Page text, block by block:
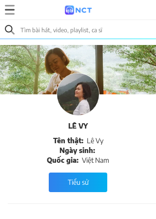
LÊ VY
Tên thật: Lê Vy
Ngày sinh:
Quốc gia: Việt Nam
Tiểu sử